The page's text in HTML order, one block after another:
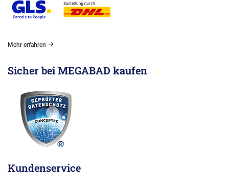
Mehr erfahren
Sicher bei MEGABAD kaufen
Kundenservice